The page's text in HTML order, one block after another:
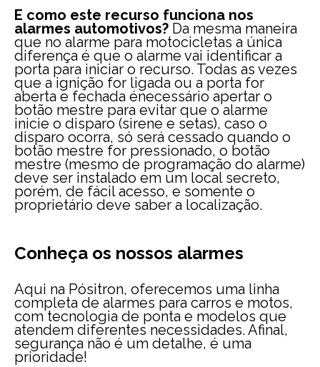
E como este recurso funciona nos
alarmes automotivos? Da mesma maneira
que no alarme para motocicletas a única
diferença é que o alarme vai identificar a
porta para iniciar o recurso. Todas as vezes
que a ignição for ligada ou a porta for
aberta e fechada énecessário apertar o
botão mestre para evitar que o alarme
inicie o disparo (sirene e setas), caso o
disparo ocorra, só será cessado quando o
botão mestre for pressionado, o botão
mestre (mesmo de programação do alarme)
deve ser instalado em um local secreto,
porém, de fácil acesso, e somente o
proprietário deve saber a localização.
Conheça os nossos alarmes
Aqui na Pósitron, oferecemos uma linha
completa de alarmes para carros e motos,
com tecnologia de ponta e modelos que
atendem diferentes necessidades. Afinal,
segurança não é um detalhe, é uma
prioridade!